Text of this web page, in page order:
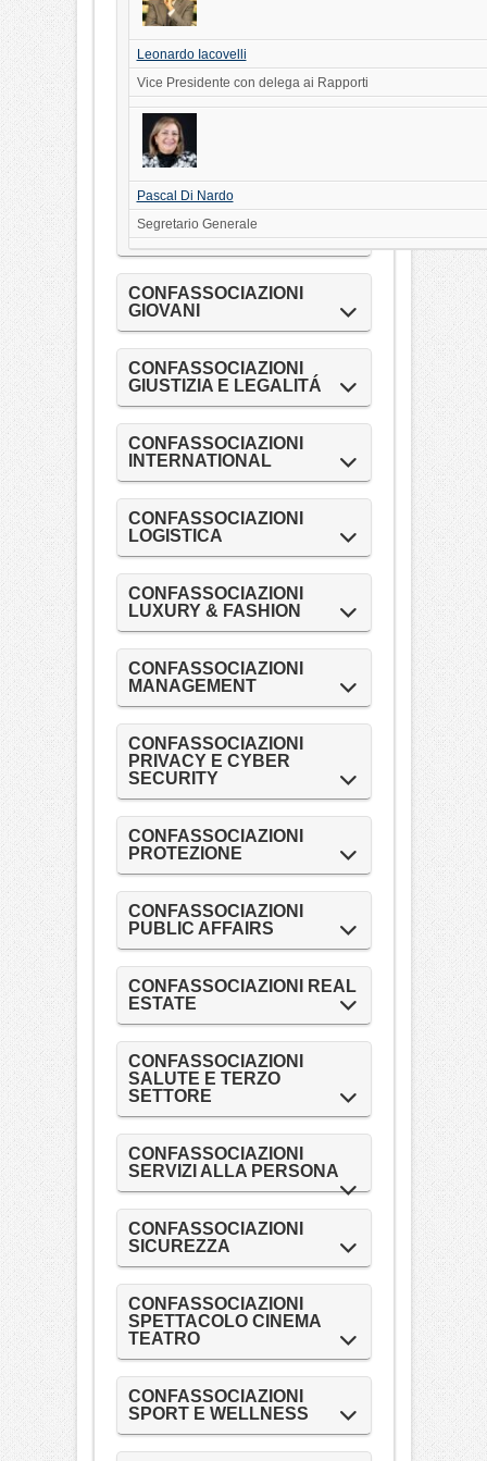
Leonardo Iacovelli
Vice Presidente con delega ai Rapporti
Pascal Di Nardo
Segretario Generale
CONFASSOCIAZIONI
GIOVANI
CONFASSOCIAZIONI
GIUSTIZIA E LEGALITÁ
CONFASSOCIAZIONI
INTERNATIONAL
CONFASSOCIAZIONI
LOGISTICA
CONFASSOCIAZIONI
LUXURY & FASHION
CONFASSOCIAZIONI
MANAGEMENT
CONFASSOCIAZIONI
PRIVACY E CYBER
SECURITY
CONFASSOCIAZIONI
PROTEZIONE
CONFASSOCIAZIONI
PUBLIC AFFAIRS
CONFASSOCIAZIONI REAL
ESTATE
CONFASSOCIAZIONI
SALUTE E TERZO
SETTORE
CONFASSOCIAZIONI
SERVIZI ALLA PERSONA
CONFASSOCIAZIONI
SICUREZZA
CONFASSOCIAZIONI
SPETTACOLO CINEMA
TEATRO
CONFASSOCIAZIONI
SPORT E WELLNESS